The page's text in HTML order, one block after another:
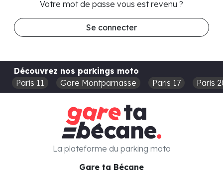
Votre mot de passe vous est revenu ?
Se connecter
Découvrez nos parkings moto
Paris 11
Gare Montparnasse Paris 17 Paris
Gare ta Bécane
La plateforme du parking moto